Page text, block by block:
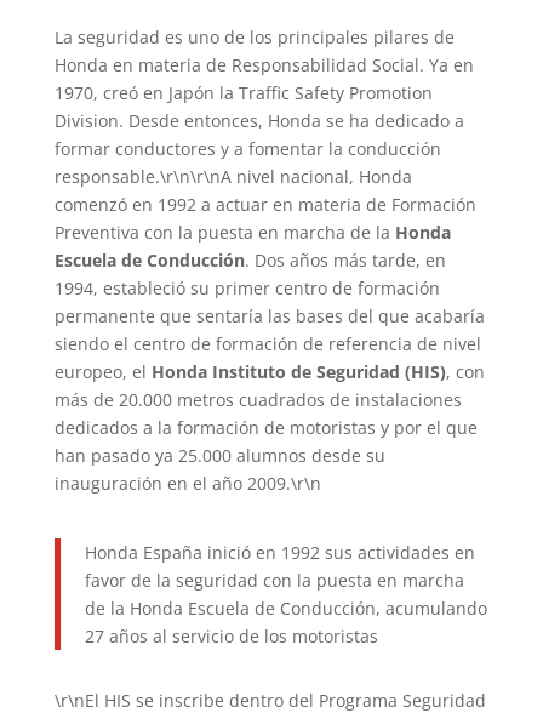
La seguridad es uno de los principales pilares de
Honda en materia de Responsabilidad Social. Ya en
1970, creó en Japón la Traffic Safety Promotion
Division. Desde entonces, Honda se ha dedicado a
formar conductores y a fomentar la conducción
responsable.\r\n\r\nA nivel nacional, Honda
comenzó en 1992 a actuar en materia de Formación
Preventiva con la puesta en marcha de la Honda
Escuela de Conducción. Dos años más tarde, en
1994, estableció su primer centro de formación
permanente que sentaría las bases del que acabaría
siendo el centro de formación de referencia de nivel
europeo, el Honda Instituto de Seguridad (HIS), con
más de 20.000 metros cuadrados de instalaciones
dedicados a la formación de motoristas y por el que
han pasado ya 25.000 alumnos desde su
inauguración en el año 2009.\r\n
Honda España inició en 1992 sus actividades en
favor de la seguridad con la puesta en marcha
de la Honda Escuela de Conducción, acumulando
27 años al servicio de los motoristas
\r\nEl HIS se inscribe dentro del Programa Seguridad